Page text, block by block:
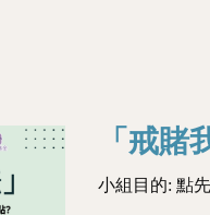
「戒賭
小組目的: 點